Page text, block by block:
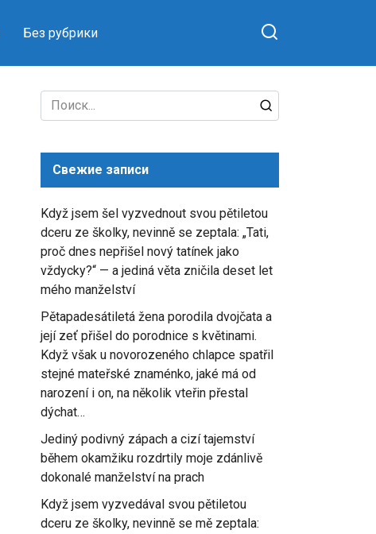
Без рубрики
Search
for:
Свежие записи
Když jsem šel vyzvednout svou pětiletou
dceru ze školky, nevinně se zeptala: „Tati,
proč dnes nepřišel nový tatínek jako
vždycky?“ — a jediná věta zničila deset let
mého manželství
Pětapadesátiletá žena porodila dvojčata a
její zeť přišel do porodnice s květinami.
Když však u novorozeného chlapce spatřil
stejné mateřské znaménko, jaké má od
narození i on, na několik vteřin přestal
dýchat…
Jediný podivný zápach a cizí tajemství
během okamžiku rozdrtily moje zdánlivě
dokonalé manželství na prach
Když jsem vyzvedával svou pětiletou
dceru ze školky, nevinně se mě zeptala: